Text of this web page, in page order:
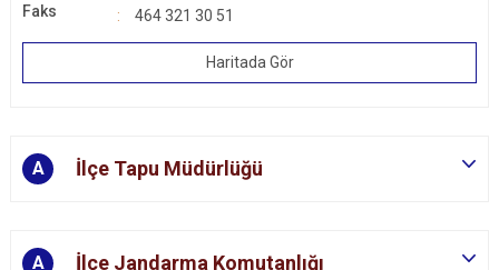
Faks
464 321 30 51
Haritada Gör
A İlçe Tapu Müdürlüğü
A İlçe Jandarma Komutanlığı